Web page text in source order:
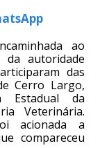
ao
da autoridade
das
Cerro Largo,
Estadual da
Veterinária.
acionada a
compareceu